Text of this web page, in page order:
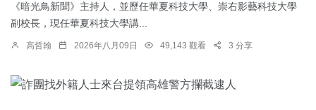
《暗光鳥新聞》主持人，並歷任華夏科技大學、崇右影藝科技大學
副校長，現任華夏科技大學講...
高哲翰 2026年八月09日 49,143 觀看 3 分享